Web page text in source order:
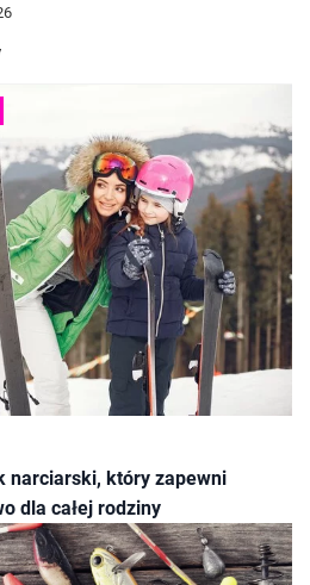
narciarski, który zapewni
dla całej rodziny